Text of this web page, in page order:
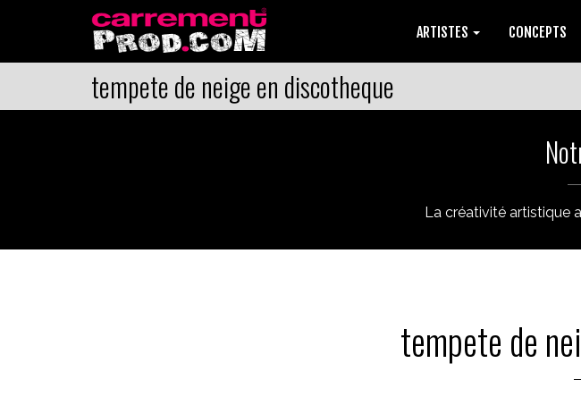
ARTISTES CONCEPTS
tempete de neige en discotheque
La créativité artistique
tempete de